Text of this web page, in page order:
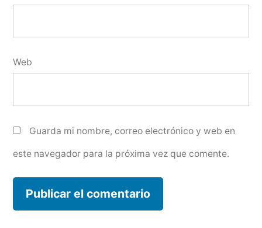
Web
Guarda mi nombre, correo electrónico y web en
este navegador para la próxima vez que comente.